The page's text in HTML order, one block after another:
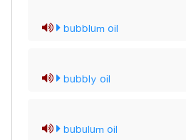
bubblum oil
bubbly oil
bubulum oil